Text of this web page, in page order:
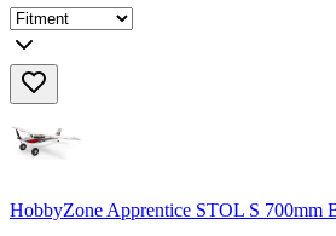
HobbyZone Apprentice STOL S 700mm